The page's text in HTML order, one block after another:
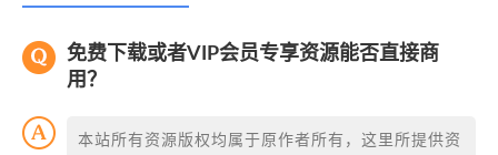
免费下载或者VIP会员专享资源能否直接商
用？
本站所有资源版权均属于原作者所有，这里所提供资